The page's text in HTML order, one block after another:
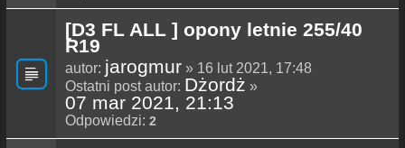
[D3 FL ALL ] opony letnie 255/40
R19
autor: jarogmur » 16 lut 2021, 17:48
Ostatni post autor: Dżordż »
07 mar 2021, 21:13
Odpowiedzi: 2